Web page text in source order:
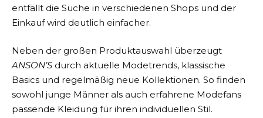
entfällt die Suche in verschiedenen Shops und der
Einkauf wird deutlich einfacher.
Neben der großen Produktauswahl überzeugt
ANSON’S durch aktuelle Modetrends, klassische
Basics und regelmäßig neue Kollektionen. So finden
sowohl junge Männer als auch erfahrene Modefans
passende Kleidung für ihren individuellen Stil.